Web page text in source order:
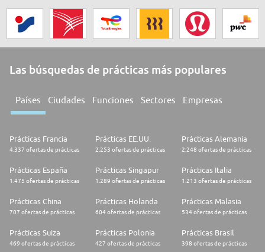
Las búsquedas de prácticas más populares
Países Ciudades Funciones Sectores Empresas
Prácticas Francia
4.337 ofertas de prácticas
Prácticas EE.UU.
2.253 ofertas de prácticas
Prácticas Alemania
2.248 ofertas de prácticas
Prácticas España
1.475 ofertas de prácticas
Prácticas Singapur
1.289 ofertas de prácticas
Prácticas Italia
1.213 ofertas de prácticas
Prácticas China
707 ofertas de prácticas
Prácticas Holanda
604 ofertas de prácticas
Prácticas Malasia
534 ofertas de prácticas
Prácticas Suiza
469 ofertas de prácticas
Prácticas Polonia
427 ofertas de prácticas
Prácticas Brasil
398 ofertas de prácticas